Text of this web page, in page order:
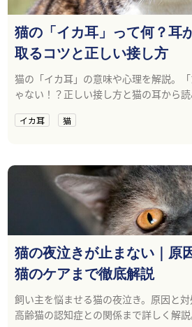
猫の「イカ耳」って何？耳
取るコツと正しい接し方
猫の「イカ耳」の意味や心理を解説。
ゃない！？正しい接し方と猫の耳から
イカ耳 猫
猫の夜泣きが止まない｜原
猫のケアまで徹底解説
飼い主を悩ませる猫の夜泣き。原因と
高齢猫の認知症との関係まで詳しく解説